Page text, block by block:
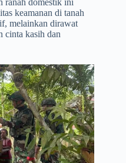
keamanan di tanah
melainkan dirawat
cinta kasih dan